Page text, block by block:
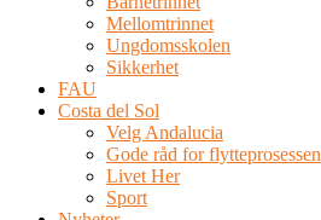
Mellomtrinnet
Ungdomsskolen
Sikkerhet
FAU
Costa del Sol
Velg Andalucia
Gode råd for flytteprosessen
Livet Her
Sport